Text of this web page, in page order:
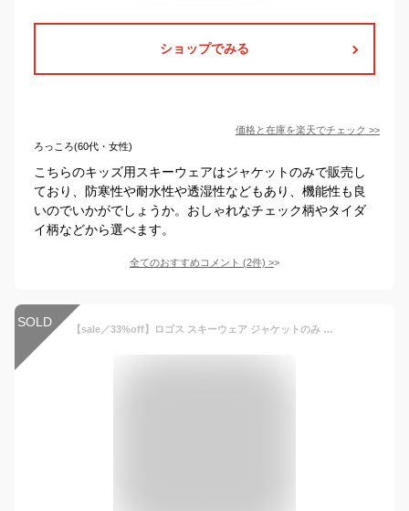
ショップでみる
価格と在庫を楽天でチェック >>
ろっころ(60代・女性)
こちらのキッズ用スキーウェアはジャケットのみで販売し
ており、防寒性や耐水性や透湿性などもあり、機能性も良
いのでいかがでしょうか。おしゃれなチェック柄やタイダ
イ柄などから選べます。
全てのおすすめコメント (2件) >
SOLD 【sale／33%off】ロゴス スキーウェア ジャケットのみ 単品 アウター 秋冬 キッズ ジュニア 130cm 140cm 150cm 160cm スキージャケット 中綿ジャケット フード取り外し可能 アウトドア ブランド LOGOS 小学生 小学校 通学 スキー スノーボード ウェア セール